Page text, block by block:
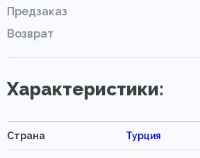
Предзаказ
Возврат
Характеристики:
Страна Турция